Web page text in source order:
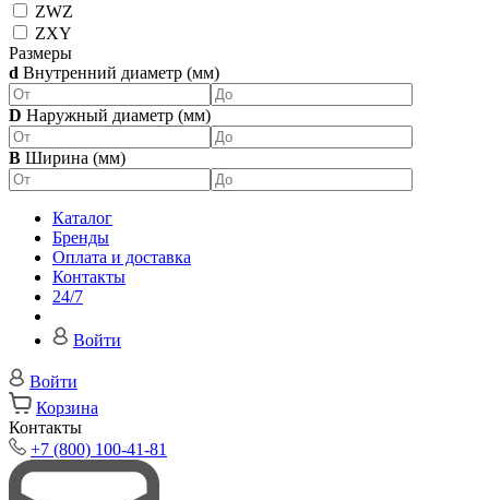
ZWZ
ZXY
Размеры
d Внутренний диаметр (мм)
D Наружный диаметр (мм)
B Ширина (мм)
Каталог
Бренды
Оплата и доставка
Контакты
24/7
Войти
Войти
Корзина
Контакты
+7 (800) 100-41-81